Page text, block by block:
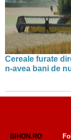
Cereale furate
n-avea bani de
BIHON.RO